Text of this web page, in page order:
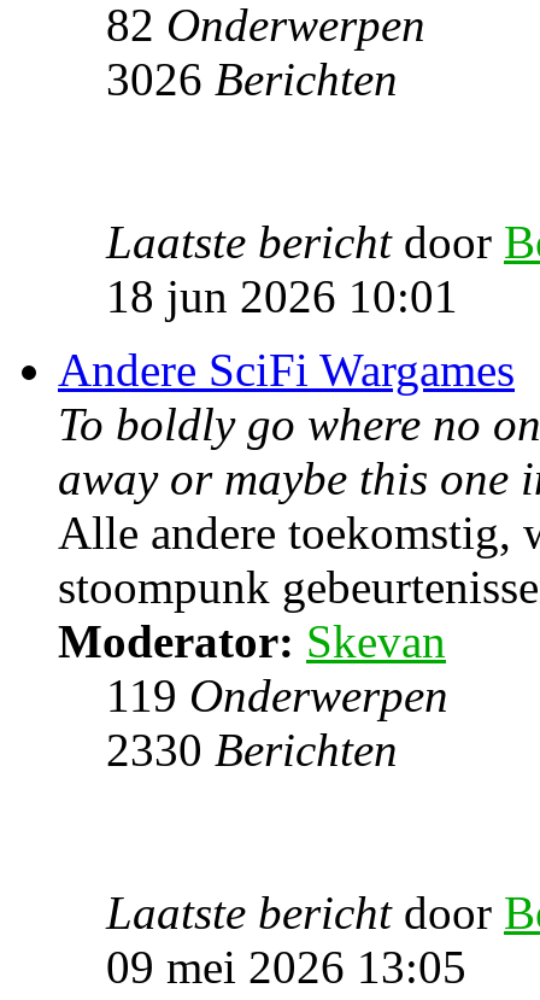
82 Onderwerpen
3026 Berichten
Laatste berichtdoor
18 jun 2026 10:01
Andere SciFi Wargames
To boldly go where no
away or maybe this one
Alle andere toekomstig,
stoompunk
Moderator: Skevan
119 Onderwerpen
2330 Berichten
Laatste berichtdoor
09 mei 2026 13:05